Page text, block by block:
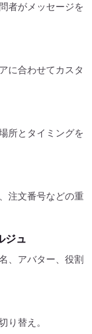
者がメッセージを
に合わせてカスタ
所とタイミングを
注文番号などの重
ジュ
、アバター、役割
り替え。